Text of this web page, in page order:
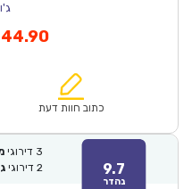
₪64.00.
44.90המחיר
הוא:
כתוב חוות דעת
9.7
נהדר
3 דירוגי
2 דירוגי